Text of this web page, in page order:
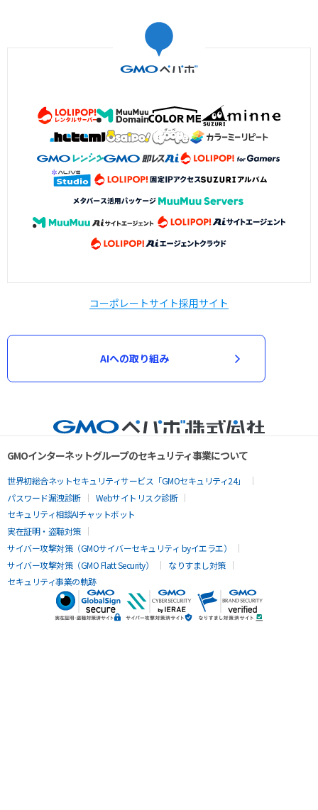
コーポレートサイト採用サイト
AIへの取り組み
GMOインターネットグループのセキュリティ事業について
世界初総合ネットセキュリティサービス「GMOセキュリティ24」
パスワード漏洩診断
Webサイトリスク診断
セキュリティ相談AIチャットボット
実在証明・盗聴対策
サイバー攻撃対策（GMOサイバーセキュリティ byイエラエ）
サイバー攻撃対策（GMO Flatt Security）
なりすまし対策
セキュリティ事業の軌跡